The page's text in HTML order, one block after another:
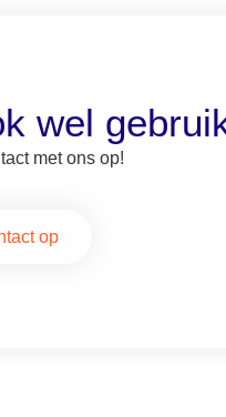
wel
met ons op!
op